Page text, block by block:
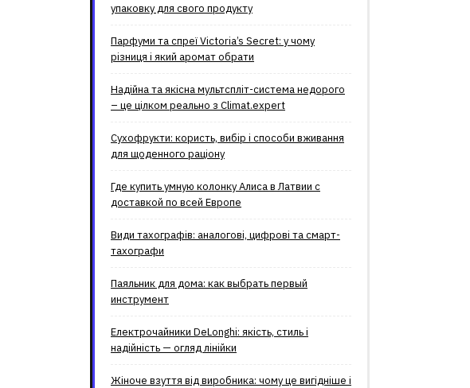
упаковку для свого продукту
Парфуми та спреї Victoria’s Secret: у чому
різниця і який аромат обрати
Надійна та якісна мультспліт-система недорого
– це цілком реально з Climat.еxpert
Сухофрукти: користь, вибір і способи вживання
для щоденного раціону
Где купить умную колонку Алиса в Латвии с
доставкой по всей Европе
Види тахографів: аналогові, цифрові та смарт-
тахографи
Паяльник для дома: как выбрать первый
инструмент
Електрочайники DeLonghi: якість, стиль і
надійність — огляд лінійки
Жіноче взуття від виробника: чому це вигідніше і